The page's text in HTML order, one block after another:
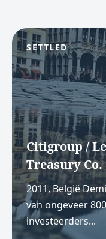
SETTLED
Citigroup /
Treasury Co.
2011, België
van ongeveer
investeerders...